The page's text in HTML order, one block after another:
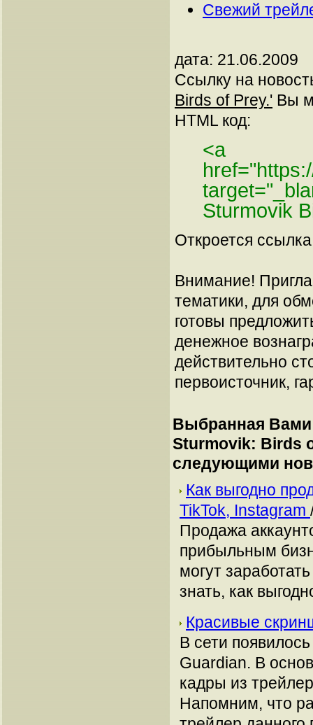
Свежий
дата: 21.06.2009
Ссылку на
Birds of Prey.' Вы
HTML код:
<a
Sturmovik
Откроется
Внимание!
тематики, для
готовы
денежное
действительно
первоисточник,
Выбранная Вами
Sturmovik: Birds
следующими
Как выгодно
TikTok, Instagram
Продажа
прибыльным
могут
знать, как
Красивые
В сети
Guardian. В
кадры из
Напомним, что